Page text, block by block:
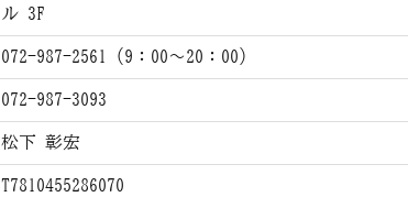
ル 3F
072-987-2561 （9：00～20：00）
072-987-3093
松下 彰宏
T7810455286070